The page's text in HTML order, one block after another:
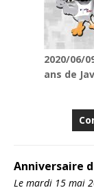
2020/06/
ans de
Anniversaire
Le mardi 15 mai